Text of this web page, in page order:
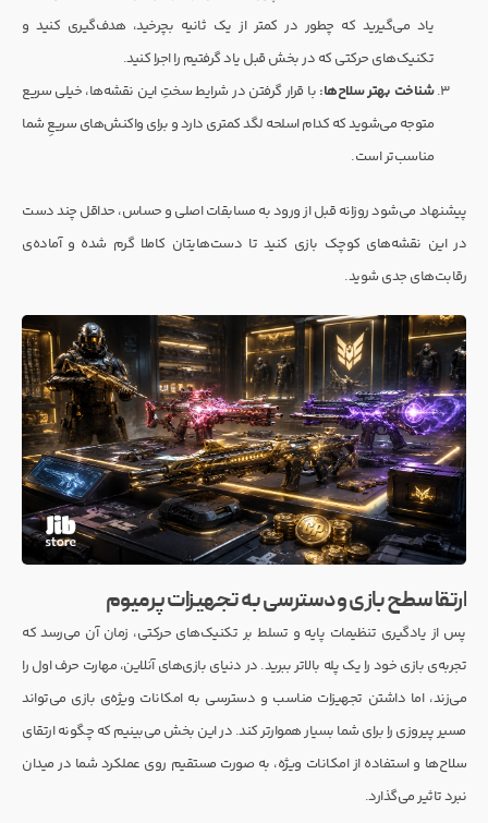
یاد می‌گیرید که چطور در کمتر از یک ثانیه بچرخید، هدف‌گیری کنید و
تکنیک‌های حرکتی که در بخش قبل یاد گرفتیم را اجرا کنید.
شناخت بهتر سلاح‌ها: با قرار گرفتن در شرایط سختِ این نقشه‌ها، خیلی سریع
متوجه می‌شوید که کدام اسلحه لگد کمتری دارد و برای واکنش‌های سریعِ شما
مناسب‌تر است.
پیشنهاد می‌شود روزانه قبل از ورود به مسابقات اصلی و حساس، حداقل چند دست
در این نقشه‌های کوچک بازی کنید تا دست‌هایتان کاملا گرم شده و آماده‌ی
رقابت‌های جدی شوید.
ارتقا سطح بازی و دسترسی به تجهیزات پرمیوم
پس از یادگیری تنظیمات پایه و تسلط بر تکنیک‌های حرکتی، زمان آن می‌رسد که
تجربه‌ی بازی خود را یک پله بالاتر ببرید. در دنیای بازی‌های آنلاین، مهارت حرف اول را
می‌زند، اما داشتن تجهیزات مناسب و دسترسی به امکانات ویژه‌ی بازی می‌تواند
مسیر پیروزی را برای شما بسیار هموارتر کند. در این بخش می‌بینیم که چگونه ارتقای
سلاح‌ها و استفاده از امکانات ویژه، به صورت مستقیم روی عملکرد شما در میدان
نبرد تاثیر می‌گذارد.